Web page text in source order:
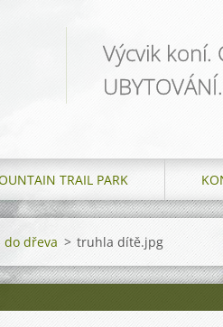
Výcvik koní.
TRAIL PARK
do dřeva > truhla dítě.jpg